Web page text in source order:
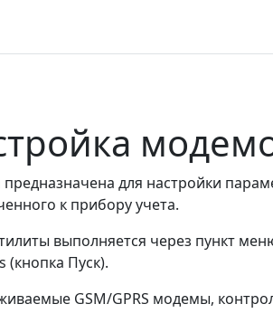
предназначена для настройки
к прибору учета.
выполняется через пункт
(кнопка Пуск).
GSM/GPRS модемы,